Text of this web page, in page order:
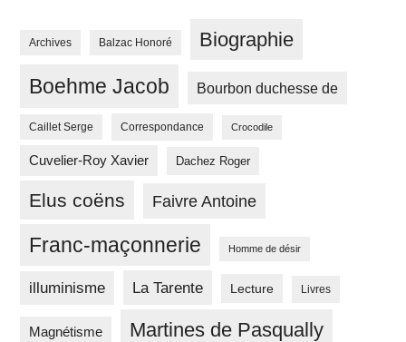
Archives Balzac Honoré Biographie
Boehme Jacob Bourbon duchesse de
Caillet Serge Correspondance Crocodile
Cuvelier-Roy Xavier Dachez Roger
Elus coëns Faivre Antoine
Franc-maçonnerie Homme de désir
illuminisme La Tarente Lecture Livres
Magnétisme Martines de Pasqually